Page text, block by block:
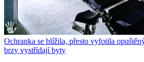
Ochranka se blížila, přesto vyfotila
brzy vystřídají byty